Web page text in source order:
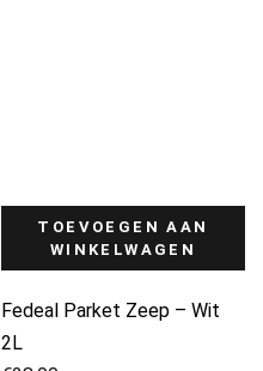
TOEVOEGEN AAN
WINKELWAGEN
Fedeal Parket Zeep – Wit
2L